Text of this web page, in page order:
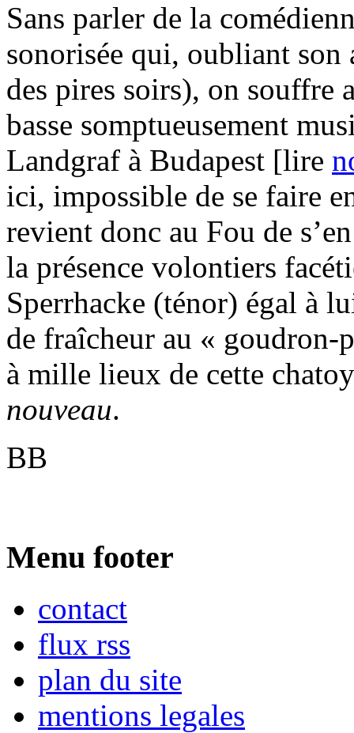
Sans parler de la
sonorisée qui, oubliant
des pires soirs), on souffre
basse somptueusement
Landgraf à Budapest [lire
ici, impossible de se faire
revient donc au Fou de
la présence volontiers
Sperrhacke (ténor) égal à
de fraîcheur au « goudron-
à mille lieux de cette
nouveau.
BB
Menu footer
contact
flux rss
plan du site
mentions legales